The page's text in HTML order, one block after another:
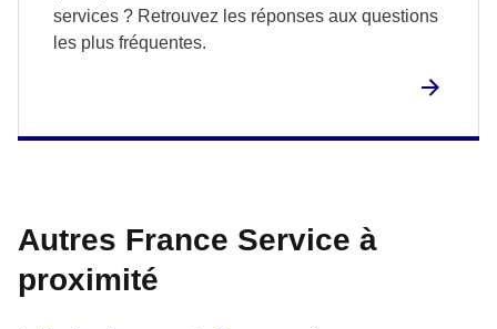
services ? Retrouvez les réponses aux questions
les plus fréquentes.
Autres France Service à
proximité